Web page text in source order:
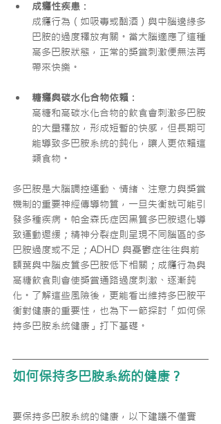
成癮性疾患 ：
成癮行為（如吸毒或酗酒）與中腦邊緣多
巴胺的過度釋放有關。當大腦適應了這種
高多巴胺狀態，正常的獎賞刺激便無法再
帶來快樂。
糖癮與碳水化合物依賴 ：
高糖和高碳水化合物的飲食會刺激多巴胺
的大量釋放，形成短暫的快感，但長期可
能導致多巴胺系統的鈍化，讓人更依賴這
類食物。
多巴胺是大腦調控運動、情緒、注意力與獎賞
機制的重要神經傳導物質，一旦失衡就可能引
發多種疾病。帕金森氏症因黑質多巴胺退化導
致運動遲緩；精神分裂症則呈現不同腦區的多
巴胺過度或不足；ADHD 與憂鬱症往往與前
額葉與中腦皮質多巴胺低下相關；成癮行為與
高糖飲食則會使獎賞通路過度刺激、逐漸鈍
化。了解這些風險後，更能看出維持多巴胺平
衡對健康的重要性，也為下一節探討「如何保
持多巴胺系統健康」打下基礎。
如何保持多巴胺系統的健康？
要保持多巴胺系統的健康，以下建議不僅實